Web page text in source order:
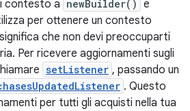
contesto a newBuilder() e
per ottenere un contesto
che non devi preoccuparti
Per ricevere aggiornamenti sugli
setListener , passando un
. Questo
per tutti gli acquisti nella tua